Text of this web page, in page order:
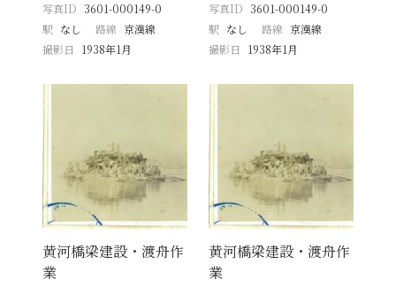
写真ID 3601-000149-0
駅 なし 路線 京漢線
撮影日
1938年1月
写真ID 3601-000149-0
駅 なし 路線 京漢線
撮影日
1938年1月
黄河橋梁建設・渡舟作
業
黄河橋梁建設・渡舟作
業